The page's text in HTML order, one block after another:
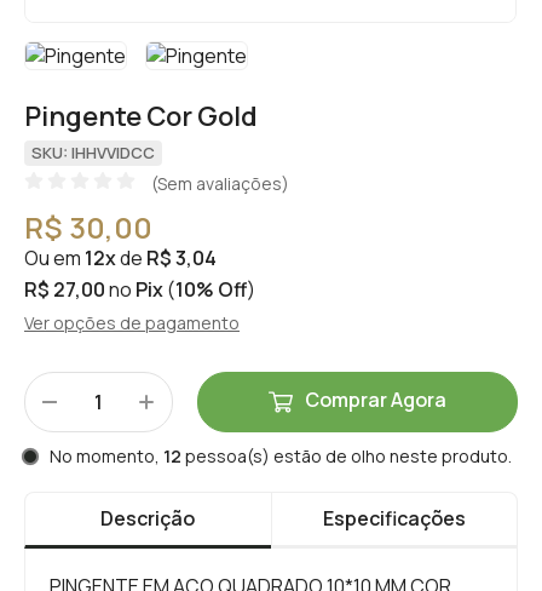
Pingente Cor Gold
SKU: IHHVVIDCC
(Sem avaliações)
R$ 30,00
Ou em 12xde R$ 3,04
R$ 27,00no Pix(10% Off)
Ver opções de pagamento
Comprar Agora
No momento, 12 pessoa(s) estão de olho neste produto.
Descrição Especificações